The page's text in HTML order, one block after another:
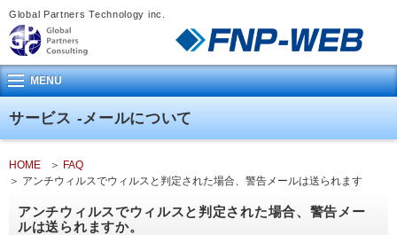
Global Partners Technology inc.
MENU
サービス -メールについて
HOME
FAQ
アンチウィルスでウィルスと判定された場合、警告メールは送られます
アンチウィルスでウィルスと判定された場合、警告メー
ルは送られますか。